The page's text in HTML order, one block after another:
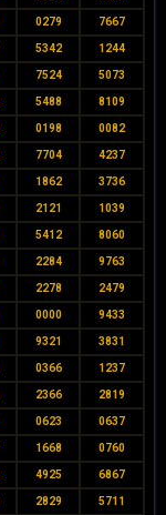
0279 7667
5342 1244
7524 5073
5488 8109
0198 0082
7704 4237
1862 3736
2121 1039
5412 8060
2284 9763
2278 2479
0000 9433
9321 3831
0366 1237
2366 2819
0623 0637
1668 0760
4925 6867
2829 5711